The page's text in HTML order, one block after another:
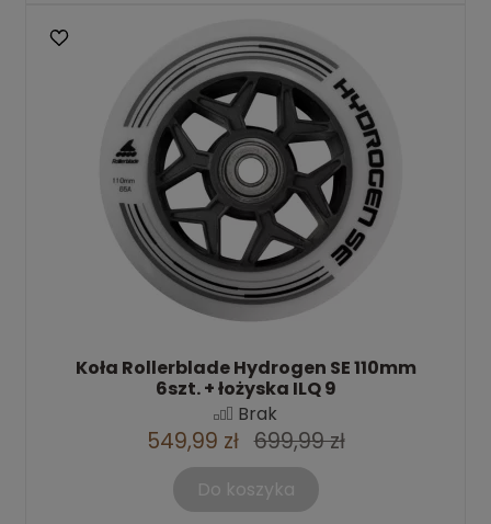
Koła Rollerblade Hydrogen SE 110mm
6szt. + łożyska ILQ 9
Brak
549,99 zł 699,99 zł
Do koszyka